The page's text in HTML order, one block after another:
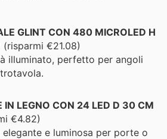
GLINT CON 480 MICROLED H
(risparmi €21.08)
illuminato, perfetto per angoli
IN LEGNO CON 24 LED D 30 CM
€4.82)
e luminosa per porte o